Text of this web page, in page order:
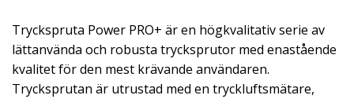
Tryckspruta Power PRO+ är en högkvalitativ serie av
lättanvända och robusta trycksprutor med enastående
kvalitet för den mest krävande användaren.
Trycksprutan är utrustad med en tryckluftsmätare,